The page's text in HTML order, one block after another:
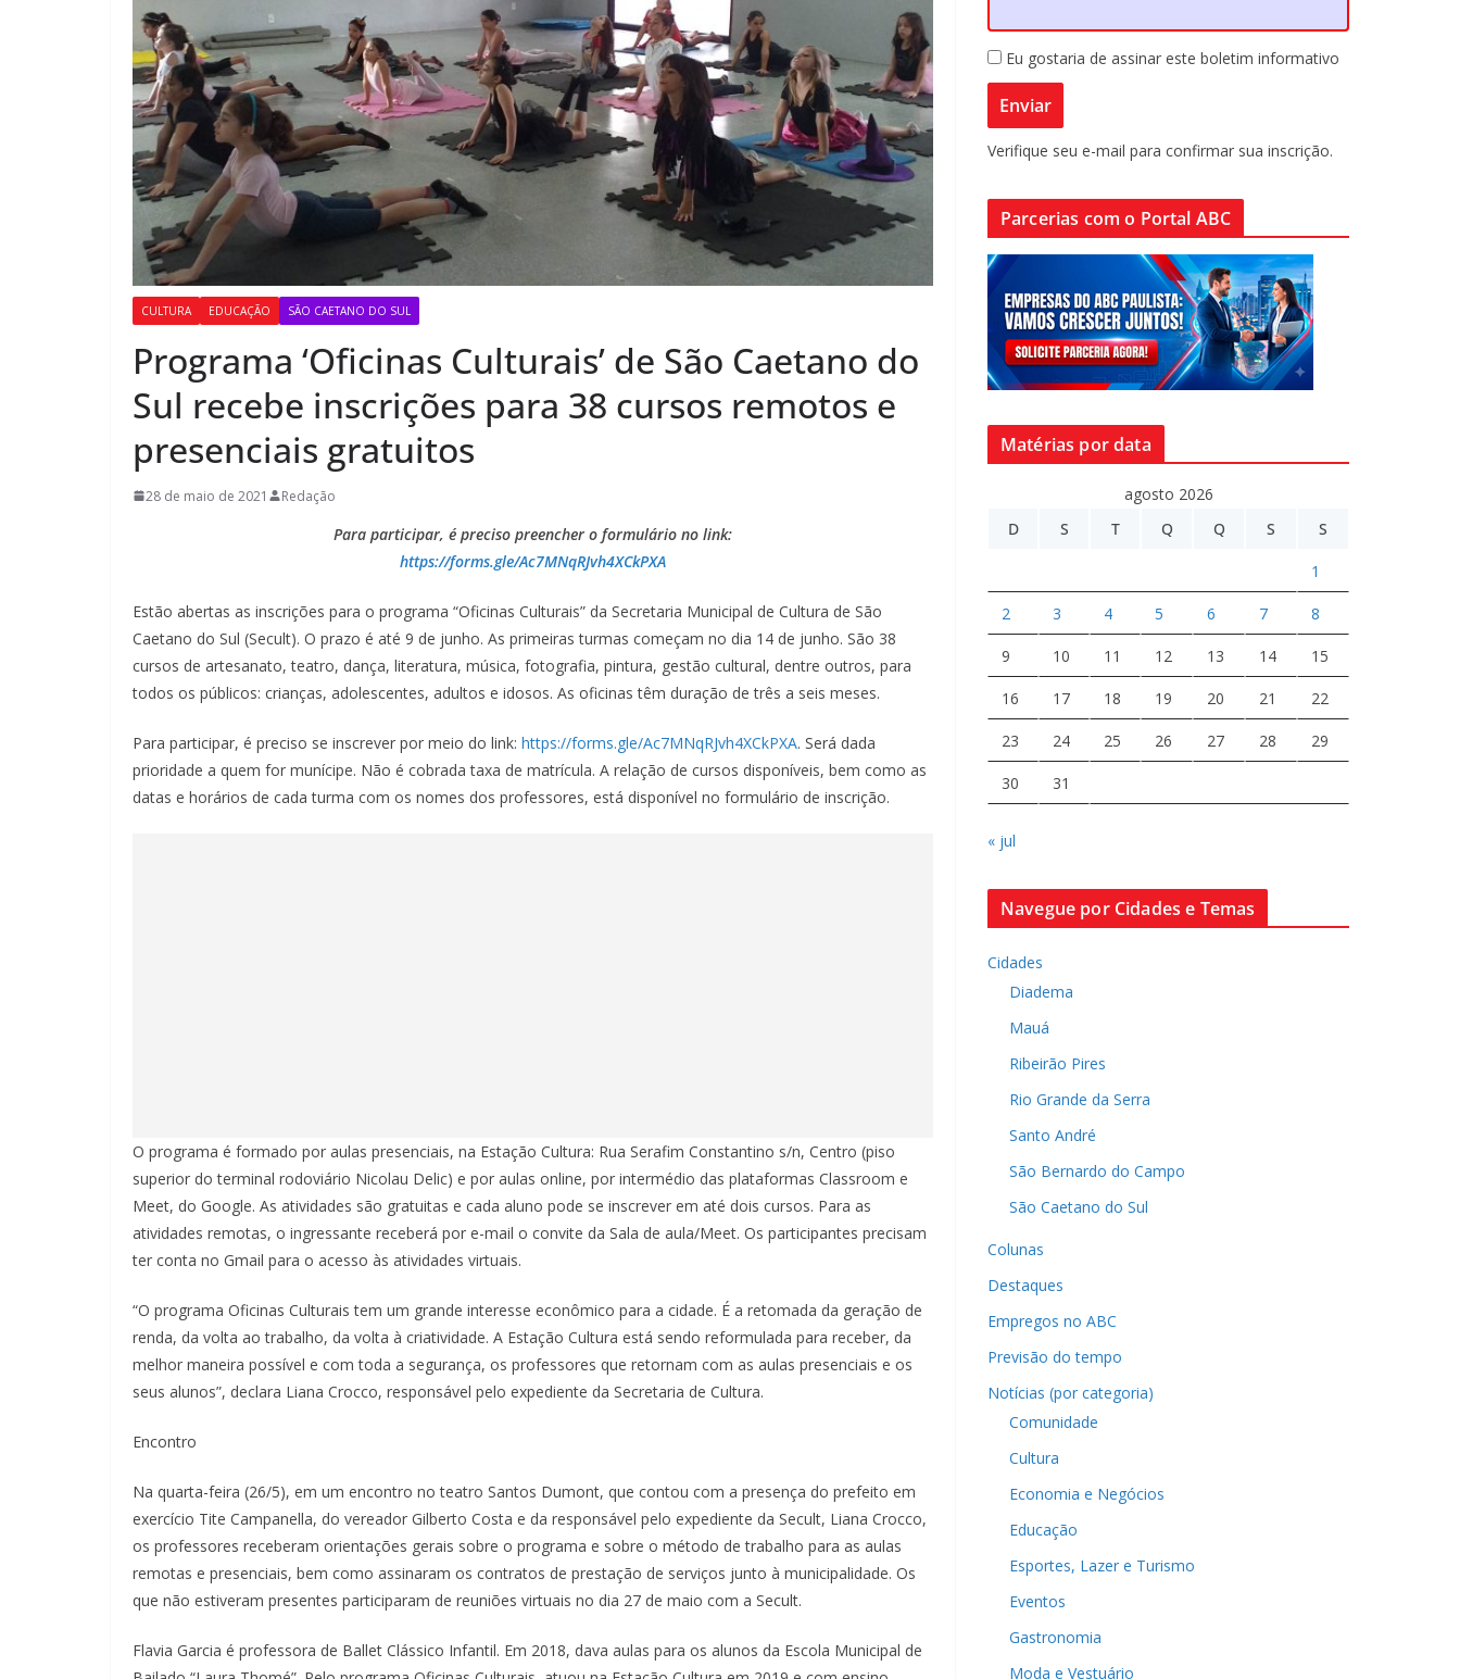
CULTURA EDUCAÇÃO SÃO CAETANO DO SUL
Programa ‘Oficinas Culturais’ de São Caetano do
Sul recebe inscrições para 38 cursos remotos e
presenciais gratuitos
28 de maio de 2021 Redação
Para participar, é preciso preencher o formulário no link:
https://forms.gle/Ac7MNqRJvh4XCkPXA
Estão abertas as inscrições para o programa “Oficinas Culturais” da Secretaria Municipal de Cultura de São
Caetano do Sul (Secult). O prazo é até 9 de junho. As primeiras turmas começam no dia 14 de junho. São 38
cursos de artesanato, teatro, dança, literatura, música, fotografia, pintura, gestão cultural, dentre outros, para
todos os públicos: crianças, adolescentes, adultos e idosos. As oficinas têm duração de três a seis meses.
Para participar, é preciso se inscrever por meio do link: https://forms.gle/Ac7MNqRJvh4XCkPXA. Será dada
prioridade a quem for munícipe. Não é cobrada taxa de matrícula. A relação de cursos disponíveis, bem como as
datas e horários de cada turma com os nomes dos professores, está disponível no formulário de inscrição.
O programa é formado por aulas presenciais, na Estação Cultura: Rua Serafim Constantino s/n, Centro (piso
superior do terminal rodoviário Nicolau Delic) e por aulas online, por intermédio das plataformas Classroom e
Meet, do Google. As atividades são gratuitas e cada aluno pode se inscrever em até dois cursos. Para as
atividades remotas, o ingressante receberá por e-mail o convite da Sala de aula/Meet. Os participantes precisam
ter conta no Gmail para o acesso às atividades virtuais.
“O programa Oficinas Culturais tem um grande interesse econômico para a cidade. É a retomada da geração de
renda, da volta ao trabalho, da volta à criatividade. A Estação Cultura está sendo reformulada para receber, da
melhor maneira possível e com toda a segurança, os professores que retornam com as aulas presenciais e os
seus alunos”, declara Liana Crocco, responsável pelo expediente da Secretaria de Cultura.
Encontro
Na quarta-feira (26/5), em um encontro no teatro Santos Dumont, que contou com a presença do prefeito em
exercício Tite Campanella, do vereador Gilberto Costa e da responsável pelo expediente da Secult, Liana Crocco,
os professores receberam orientações gerais sobre o programa e sobre o método de trabalho para as aulas
remotas e presenciais, bem como assinaram os contratos de prestação de serviços junto à municipalidade. Os
que não estiveram presentes participaram de reuniões virtuais no dia 27 de maio com a Secult.
Flavia Garcia é professora de Ballet Clássico Infantil. Em 2018, dava aulas para os alunos da Escola Municipal de
Eu gostaria de assinar este boletim informativo
Verifique seu e-mail para confirmar sua inscrição.
Parcerias com o Portal ABC
Matérias por data
agosto 2026
D
S T Q Q S S
1
2 3 4 5 6 7 8
9 10 11 12 13 14 15
16 17 18 19 20 21 22
23 24 25 26 27 28 29
30 31
« jul
Navegue por Cidades e Temas
Cidades
Diadema
Mauá
Ribeirão Pires
Rio Grande da Serra
Santo André
São Bernardo do Campo
São Caetano do Sul
Colunas
Destaques
Empregos no ABC
Previsão do tempo
Notícias (por categoria)
Comunidade
Cultura
Economia e Negócios
Educação
Esportes, Lazer e Turismo
Eventos
Gastronomia
Moda e Vestuário